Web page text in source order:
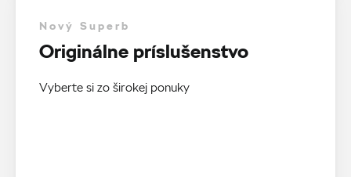
Nový Superb
Originálne príslušenstvo
Vyberte si zo širokej ponuky